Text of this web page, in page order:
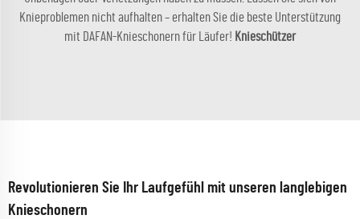
Knieproblemen nicht aufhalten – erhalten Sie die beste Unterstützung
mit DAFAN-Knieschonern für Läufer! Knieschützer
Revolutionieren Sie Ihr Laufgefühl mit unseren langlebigen
Knieschonern